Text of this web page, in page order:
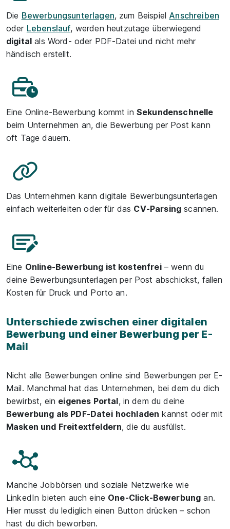
Die Bewerbungsunterlagen, zum Beispiel Anschreiben
oder Lebenslauf, werden heutzutage überwiegend
digital als Word- oder PDF-Datei und nicht mehr
händisch erstellt.
Eine Online-Bewerbung kommt in Sekundenschnelle
beim Unternehmen an, die Bewerbung per Post kann
oft Tage dauern.
Das Unternehmen kann digitale Bewerbungsunterlagen
einfach weiterleiten oder für das CV-Parsing scannen.
Eine Online-Bewerbung ist kostenfrei– wenn du
deine Bewerbungsunterlagen per Post abschickst, fallen
Kosten für Druck und Porto an.
Unterschiede zwischen einer digitalen
Bewerbung und einer Bewerbung per E-
Mail
Nicht alle Bewerbungen online sind Bewerbungen per E-
Mail. Manchmal hat das Unternehmen, bei dem du dich
bewirbst, ein eigenes Portal, in dem du deine
Bewerbung als PDF-Datei hochladen kannst oder mit
Masken und Freitextfeldern, die du ausfüllst.
Manche Jobbörsen und soziale Netzwerke wie
LinkedIn bieten auch eine One-Click-Bewerbung an.
Hier musst du lediglich einen Button drücken – schon
hast du dich beworben.